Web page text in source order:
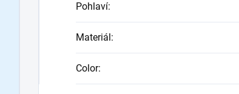
Pohlaví:
Materiál:
Color: